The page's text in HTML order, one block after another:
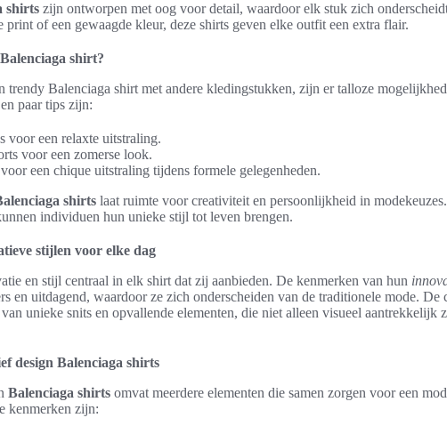
shirts zijn ontworpen met oog voor detail, waardoor elk stuk zich
print of een gewaagde kleur, deze shirts geven elke outfit een extra flair.
shirt?
trendy Balenciaga shirt met andere kledingstukken, zijn er talloze
paar tips zijn:
voor een relaxte uitstraling.
voor een zomerse look.
een chique uitstraling tijdens formele gelegenheden.
shirts laat ruimte voor creativiteit en persoonlijkheid in
individuen hun unieke stijl tot leven brengen.
stijlen voor elke dag
en stijl centraal in elk shirt dat zij aanbieden. De kenmerken van hun
en uitdagend, waardoor ze zich onderscheiden van de traditionele mode. De
unieke snits en opvallende elementen, die niet alleen visueel aantrekkelijk
design Balenciaga shirts
Balenciaga shirts omvat meerdere elementen die samen zorgen voor een
kenmerken zijn: